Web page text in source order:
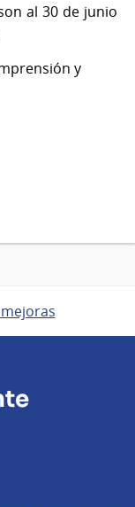
al 30 de junio
y